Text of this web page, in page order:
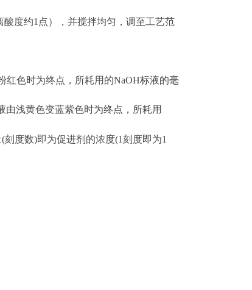
度约1点），并搅拌均匀，调至工艺范
红色时为终点，所耗用的NaOH标液的毫
由浅黄色变蓝紫色时为终点，所耗用
(刻度数)即为促进剂的浓度(1刻度即为1